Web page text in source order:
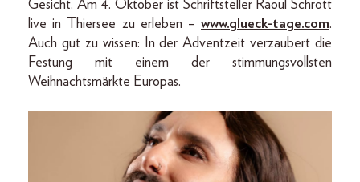
Gesicht. Am 4. Oktober ist Schriftsteller Raoul Schrott
live in Thiersee zu erleben – www.glueck-tage.com.
Auch gut zu wissen: In der Adventzeit verzaubert die
Festung mit einem der stimmungsvollsten
Weihnachtsmärkte Europas.